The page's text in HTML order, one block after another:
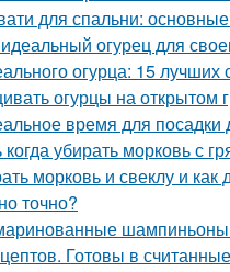
для спальни:
огурец для
огурца: 15 лучших
огурцы на открытом
время для посадки
когда убирать морковь с
морковь и свеклу и
точно?
шампиньоны
Готовы в